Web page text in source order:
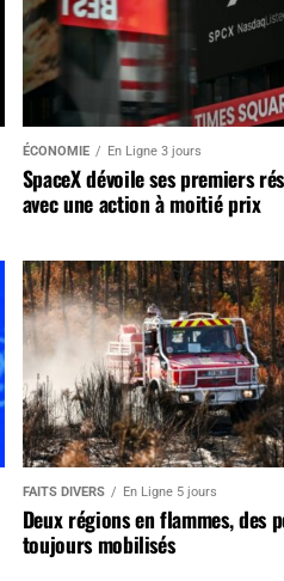
ÉCONOMIE En Ligne 3 jours
SpaceX dévoile ses premiers
avec une action à moitié prix
FAITS DIVERS En Ligne 5 jours
Deux régions en flammes, des
toujours mobilisés